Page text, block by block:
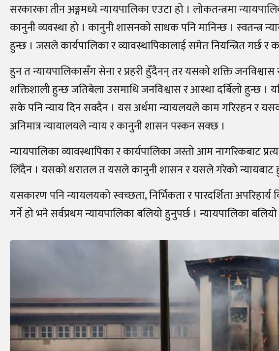
सरकारका तीन अङ्गमध्ये न्यायपालिका एउटा हो । लोकतन्त्रमा
कानुनी व्यवस्था हो । कानुनी शासनको साधक पनि मानिन्छ । स्वतन्त्र
हुन्छ । जसले कार्यपालिका र व्यावस्थापिकालाई समेत नियन्त्रित गर्छ र
हुन त न्यायपालिकासँग सेना र प्रहरी हुँदैनन् तर यसको शक्ति जनविश्वास
शक्तिशाली हुन्छ जतिबेला उसमाथि जनविश्वास र आस्था दर्बिलो हुन्छ
सके पनि न्याय दिन सक्दैन । यस अर्थमा न्यायलयले काम गरिरहन र
अनिमात्र न्यायालयले न्याय र कानुनी शासन पस्कन सक्छ ।
न्यायपालिका व्यावस्थापिका र कार्यपालिका जस्तो आम नागरिकबाट
लिँदैन । यसको धरातल त यसले कानुनी शासन र यसले गरेको न्यायबाट
यसकारण पनि न्यायलयको स्वच्छता, निर्भिकता र पारदर्शिता
गर्ने हो भने सर्वप्रथम न्यायपालिका बलियो हुनुपर्छ । न्यायपालिका